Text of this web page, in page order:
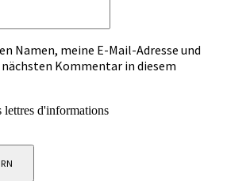
Namen, meine E-Mail-Adresse und
Kommentar in diesem
lettres d'informations